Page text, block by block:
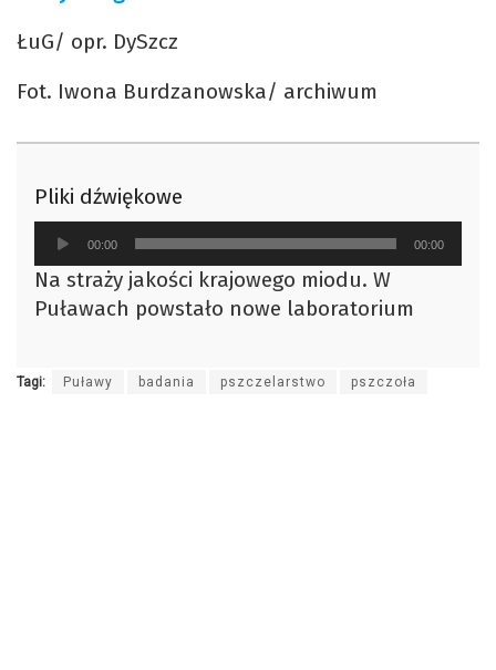
ŁuG/ opr. DySzcz
Fot. Iwona Burdzanowska/ archiwum
Pliki dźwiękowe
Odtwarzacz
plików
dźwiękowych
00:00 00:00
Na straży jakości krajowego miodu. W
Puławach powstało nowe laboratorium
Tagi: Puławy badania pszczelarstwo pszczoła